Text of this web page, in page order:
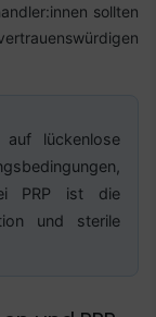
sollten
auf lückenlose
PRP ist die
und sterile